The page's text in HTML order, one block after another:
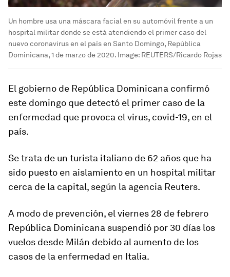
Un hombre usa una máscara facial en su automóvil frente a un
hospital militar donde se está atendiendo el primer caso del
nuevo coronavirus en el país en Santo Domingo, República
Dominicana, 1 de marzo de 2020. Image: REUTERS/Ricardo Rojas
El gobierno de República Dominicana confirmó
este domingo que detectó el primer caso de la
enfermedad que provoca el virus, covid-19, en el
país.
Se trata de un turista italiano de 62 años que ha
sido puesto en aislamiento en un hospital militar
cerca de la capital, según la agencia Reuters.
A modo de prevención, el viernes 28 de febrero
República Dominicana suspendió por 30 días los
vuelos desde Milán debido al aumento de los
casos de la enfermedad en Italia.